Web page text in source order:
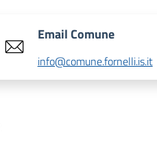
Email Comune
info@comune.fornelli.is.it